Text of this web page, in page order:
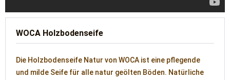
WOCA Holzbodenseife
Die Holzbodenseife Natur von WOCA ist eine pflegende
und milde Seife für alle natur geölten Böden. Natürliche